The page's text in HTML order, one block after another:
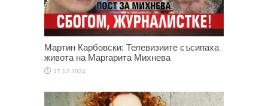
Мартин Карбовски: Телевизиите съсипаха
живота на Маргарита Михнева
17.12.2024